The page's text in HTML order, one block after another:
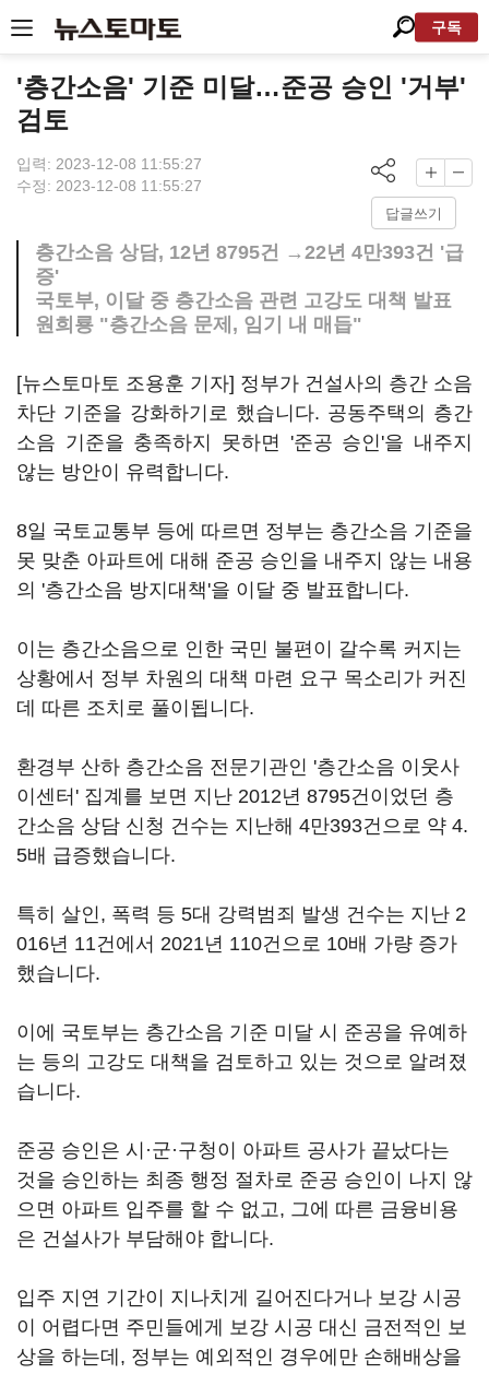
구독
'층간소음' 기준 미달…준공 승인 '거부'
검토
입력: 2023-12-08 11:55:27
수정: 2023-12-08 11:55:27
답글쓰기
층간소음 상담, 12년 8795건 →22년 4만393건 '급
증'
국토부, 이달 중 층간소음 관련 고강도 대책 발표
원희룡 "층간소음 문제, 임기 내 매듭"
[뉴스토마토 조용훈 기자] 정부가 건설사의 층간 소음
차단 기준을 강화하기로 했습니다. 공동주택의 층간
소음 기준을 충족하지 못하면 '준공 승인'을 내주지
않는 방안이 유력합니다.
8일 국토교통부 등에 따르면 정부는 층간소음 기준을
못 맞춘 아파트에 대해 준공 승인을 내주지 않는 내용
의 '층간소음 방지대책'을 이달 중 발표합니다.
이는 층간소음으로 인한 국민 불편이 갈수록 커지는
상황에서 정부 차원의 대책 마련 요구 목소리가 커진
데 따른 조치로 풀이됩니다.
환경부 산하 층간소음 전문기관인 '층간소음 이웃사
이센터' 집계를 보면 지난 2012년 8795건이었던 층
간소음 상담 신청 건수는 지난해 4만393건으로 약 4.
5배 급증했습니다.
특히 살인, 폭력 등 5대 강력범죄 발생 건수는 지난 2
016년 11건에서 2021년 110건으로 10배 가량 증가
했습니다.
이에 국토부는 층간소음 기준 미달 시 준공을 유예하
는 등의 고강도 대책을 검토하고 있는 것으로 알려졌
습니다.
준공 승인은 시·군·구청이 아파트 공사가 끝났다는
것을 승인하는 최종 행정 절차로 준공 승인이 나지 않
으면 아파트 입주를 할 수 없고, 그에 따른 금융비용
은 건설사가 부담해야 합니다.
입주 지연 기간이 지나치게 길어진다거나 보강 시공
이 어렵다면 주민들에게 보강 시공 대신 금전적인 보
상을 하는데, 정부는 예외적인 경우에만 손해배상을